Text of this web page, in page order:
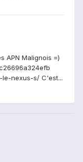
APN Malignois =)
nexus-s/ C'est...